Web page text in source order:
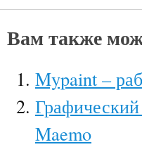
Вам также
Mypaint –
Maemo